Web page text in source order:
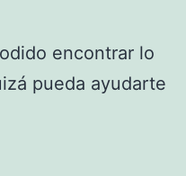
encontrar lo
pueda ayudarte